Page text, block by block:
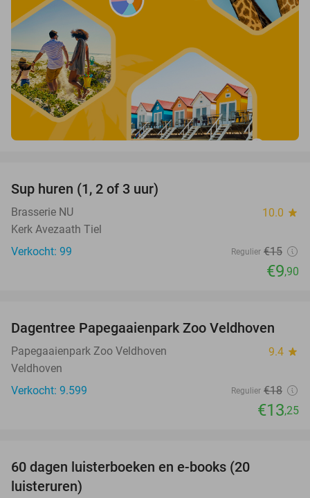
Sup huren (1, 2 of 3 uur)
Brasserie NU 10.0 star
Kerk Avezaath Tiel
Verkocht: 99
Regulier €15
€9,90
26%
Dagentree Papegaaienpark Zoo Veldhoven
Papegaaienpark Zoo Veldhoven 9.4 star
Veldhoven
Verkocht: 9.599
Regulier €18
€13,25
60 dagen luisterboeken en e-books (20
luisteruren)